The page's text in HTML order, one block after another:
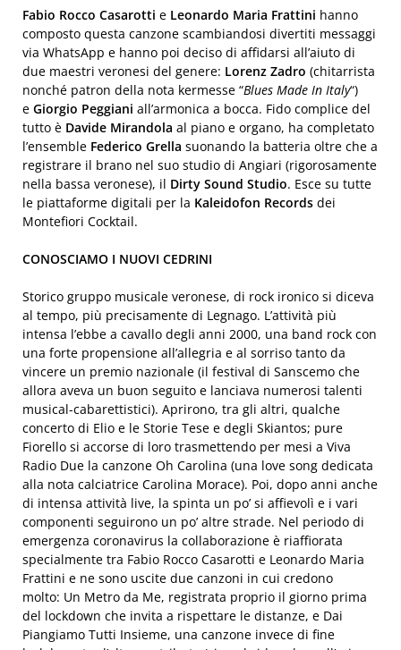
Fabio Rocco Casarotti e Leonardo Maria Frattini hanno
composto questa canzone scambiandosi divertiti messaggi
via WhatsApp e hanno poi deciso di affidarsi all’aiuto di
due maestri veronesi del genere: Lorenz Zadro (chitarrista
nonché patron della nota kermesse “Blues Made In Italy“)
e Giorgio Peggiani all’armonica a bocca. Fido complice del
tutto è Davide Mirandola al piano e organo, ha completato
l’ensemble Federico Grella suonando la batteria oltre che a
registrare il brano nel suo studio di Angiari (rigorosamente
nella bassa veronese), il Dirty Sound Studio. Esce su tutte
le piattaforme digitali per la Kaleidofon Records dei
Montefiori Cocktail.
CONOSCIAMO I NUOVI CEDRINI
Storico gruppo musicale veronese, di rock ironico si diceva
al tempo, più precisamente di Legnago. L’attività più
intensa l’ebbe a cavallo degli anni 2000, una band rock con
una forte propensione all’allegria e al sorriso tanto da
vincere un premio nazionale (il festival di Sanscemo che
allora aveva un buon seguito e lanciava numerosi talenti
musical-cabarettistici). Aprirono, tra gli altri, qualche
concerto di Elio e le Storie Tese e degli Skiantos; pure
Fiorello si accorse di loro trasmettendo per mesi a Viva
Radio Due la canzone Oh Carolina (una love song dedicata
alla nota calciatrice Carolina Morace). Poi, dopo anni anche
di intensa attività live, la spinta un po’ si affievolì e i vari
componenti seguirono un po’ altre strade. Nel periodo di
emergenza coronavirus la collaborazione è riaffiorata
specialmente tra Fabio Rocco Casarotti e Leonardo Maria
Frattini e ne sono uscite due canzoni in cui credono
molto: Un Metro da Me, registrata proprio il giorno prima
del lockdown che invita a rispettare le distanze, e Dai
Piangiamo Tutti Insieme, una canzone invece di fine